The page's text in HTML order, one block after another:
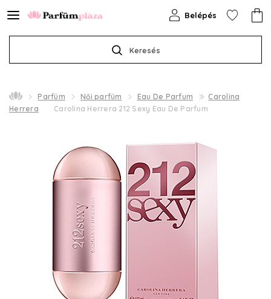
Keresés
Belépés
Parfüm Női parfüm Eau De Parfum
Carolina
Herrera
Carolina Herrera 212 Sexy Eau De Parfum